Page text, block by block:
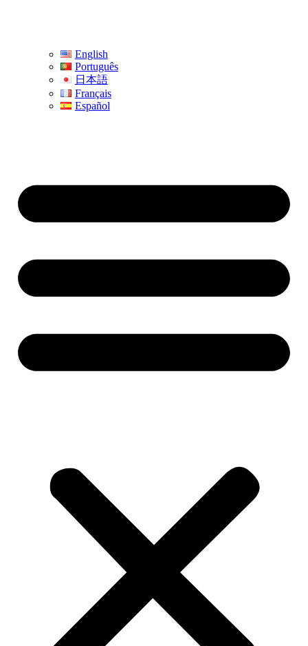
English
Português
日本語
Français
Español